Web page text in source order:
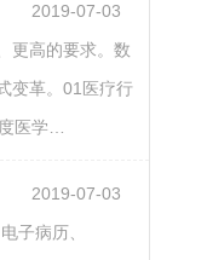
2019-07-03
更高的要求。数
变革。01医疗行
医学…
2019-07-03
子病历、